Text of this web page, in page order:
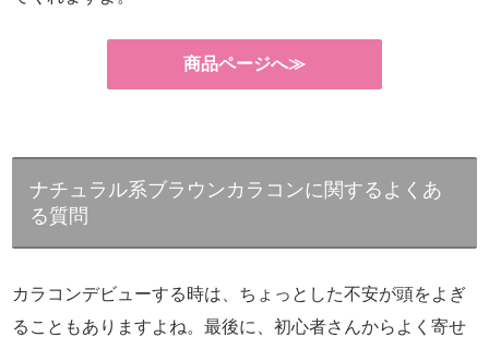
商品ページへ≫
ナチュラル系ブラウンカラコンに関するよくあ
る質問
カラコンデビューする時は、ちょっとした不安が頭をよぎ
ることもありますよね。最後に、初心者さんからよく寄せ